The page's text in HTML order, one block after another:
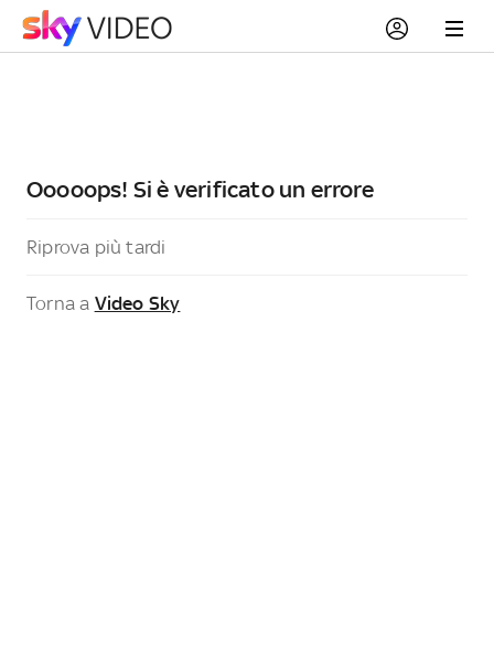
Ooooops! Si è verificato un errore
Riprova più tardi
Torna a Video Sky